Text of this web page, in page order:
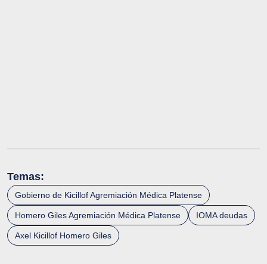
Temas:
Gobierno de Kicillof Agremiación Médica Platense
Homero Giles Agremiación Médica Platense IOMA deudas
Axel Kicillof Homero Giles